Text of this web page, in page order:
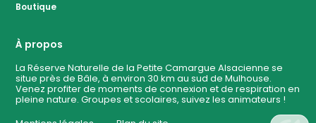
Boutique
À propos
La Réserve Naturelle de la Petite Camargue Alsacienne se
situe près de Bâle, à environ 30 km au sud de Mulhouse.
Venez profiter de moments de connexion et de respiration en
pleine nature. Groupes et scolaires, suivez les animateurs !
Contact